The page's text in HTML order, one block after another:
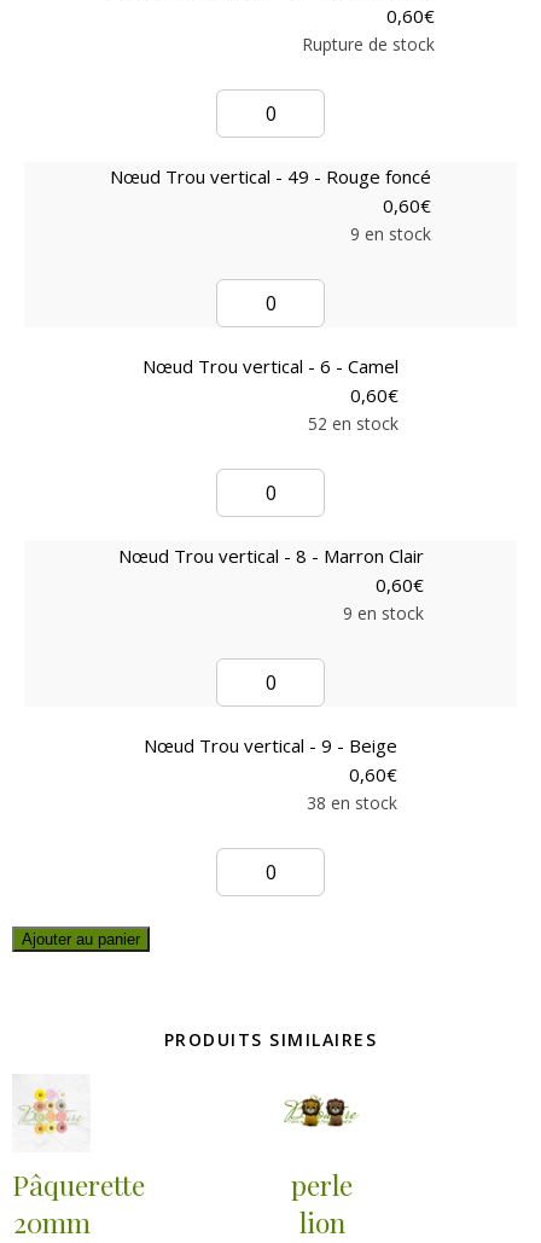
0,60€
Rupture de stock
Nœud Trou vertical - 49 - Rouge foncé
0,60€
9 en stock
Nœud Trou vertical - 6 - Camel
0,60€
52 en stock
Nœud Trou vertical - 8 - Marron Clair
0,60€
9 en stock
Nœud Trou vertical - 9 - Beige
0,60€
38 en stock
Ajouter au panier
PRODUITS SIMILAIRES
Pâquerette
20mm
perle
lion